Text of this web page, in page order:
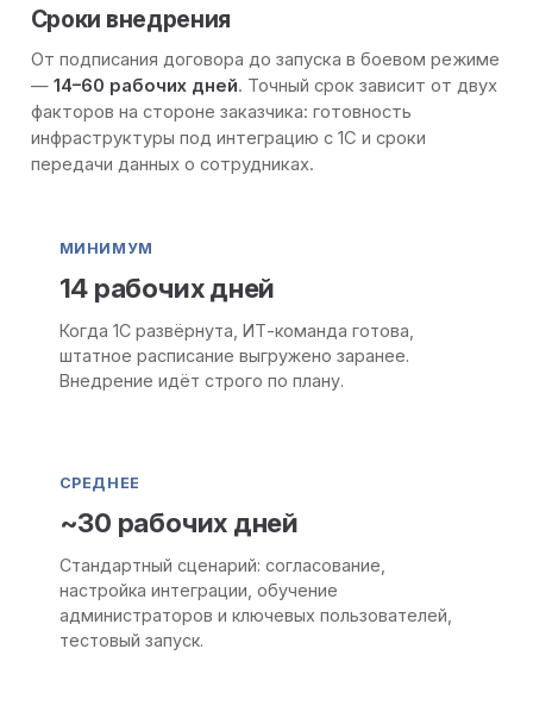
Сроки внедрения
От подписания договора до запуска в боевом режиме
— 14–60 рабочих дней. Точный срок зависит от двух
факторов на стороне заказчика: готовность
инфраструктуры под интеграцию с 1С и сроки
передачи данных о сотрудниках.
МИНИМУМ
14 рабочих дней
Когда 1С развёрнута, ИТ-команда готова,
штатное расписание выгружено заранее.
Внедрение идёт строго по плану.
СРЕДНЕЕ
~30 рабочих дней
Стандартный сценарий: согласование,
настройка интеграции, обучение
администраторов и ключевых пользователей,
тестовый запуск.